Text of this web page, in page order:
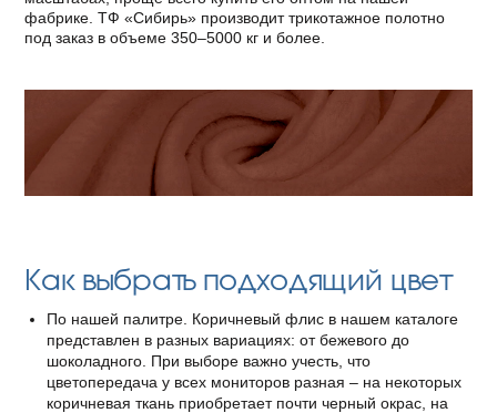
фабрике. ТФ «Сибирь» производит трикотажное полотно
под заказ в объеме 350–5000 кг и более.
Как выбрать подходящий цвет
По нашей палитре. Коричневый флис в нашем каталоге
представлен в разных вариациях: от бежевого до
шоколадного. При выборе важно учесть, что
цветопередача у всех мониторов разная – на некоторых
коричневая ткань приобретает почти черный окрас, на